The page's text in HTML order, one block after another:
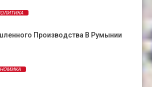
Производства В Румынии